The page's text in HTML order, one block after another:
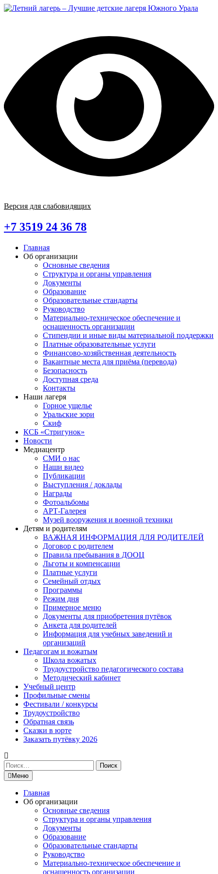
Перейти
Версия для слабовидящих
+7 3519 24 36 78
Главная
Об организации
Основные сведения
Структура и органы управления
Документы
Образование
Образовательные стандарты
Руководство
Материально-техническое обеспечение и
оснащенность организации
Стипендии и иные виды материальной поддержки
Платные образовательные услуги
Финансово-хозяйственная деятельность
Вакантные места для приёма (перевода)
Безопасность
Доступная среда
Контакты
Наши лагеря
Горное ущелье
Уральские зори
Скиф
КСБ «Стригунок»
Новости
Медиацентр
СМИ о нас
Наши видео
Публикации
Выступления / доклады
Награды
Фотоальбомы
АРТ-Галерея
Музей вооружения и военной техники
Детям и родителям
ВАЖНАЯ ИНФОРМАЦИЯ ДЛЯ РОДИТЕЛЕЙ
Договор с родителем
Правила пребывания в ДООЦ
Льготы и компенсации
Платные услуги
Семейный отдых
Программы
Режим дня
Примерное меню
Документы для приобретения путёвок
Анкета для родителей
Информация для учебных заведений и
организаций
Педагогам и вожатым
Школа вожатых
Трудоустройство педагогического состава
Методический кабинет
Учебный центр
Профильные смены
Фестивали / конкурсы
Трудоустройство
Обратная связь
Сказки в юрте
Заказать путёвку 2026
Найти:
Меню
Главная
Об организации
Основные сведения
Структура и органы управления
Документы
Образование
Образовательные стандарты
Руководство
Материально-техническое обеспечение и
оснащенность организации